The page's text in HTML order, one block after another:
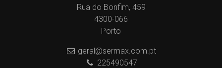
Rua do Bonfim, 459
4300-066
Porto
geral@sermax.com.pt
225490547